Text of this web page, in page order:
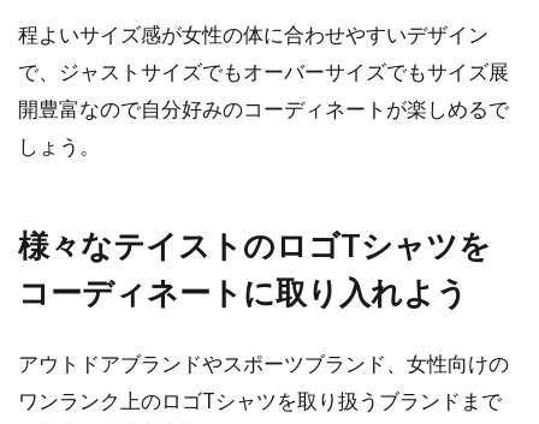
程よいサイズ感が女性の体に合わせやすいデザイン
で、ジャストサイズでもオーバーサイズでもサイズ展
開豊富なので自分好みのコーディネートが楽しめるで
しょう。
様々なテイストのロゴTシャツを
コーディネートに取り入れよう
アウトドアブランドやスポーツブランド、女性向けの
ワンランク上のロゴTシャツを取り扱うブランドまで